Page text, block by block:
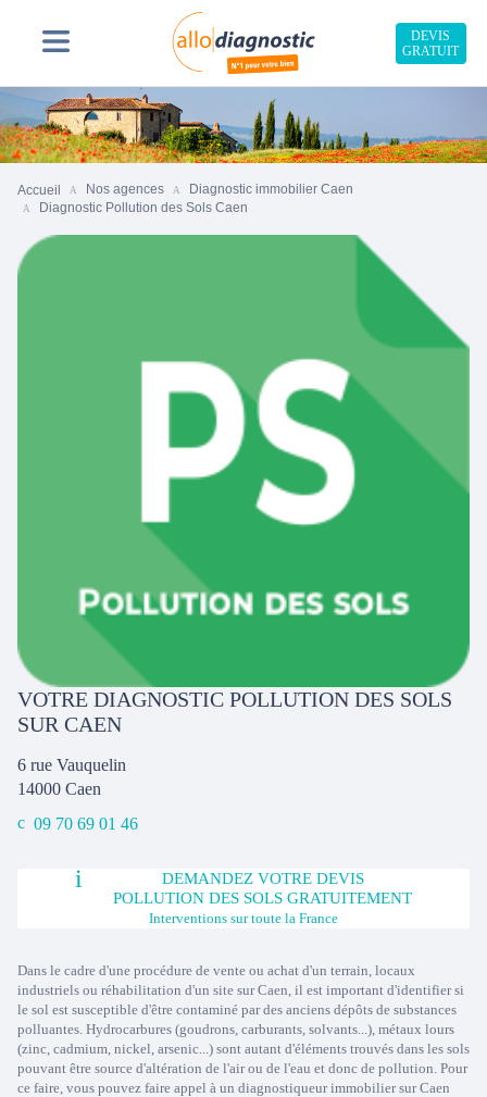
DEVIS
GRATUIT
Accueil Nos agences
Diagnostic immobilier Caen
Diagnostic Pollution des Sols Caen
VOTRE DIAGNOSTIC POLLUTION DES SOLS
SUR CAEN
6 rue Vauquelin
14000 Caen
09 70 69 01 46
DEMANDEZ VOTRE DEVIS
POLLUTION DES SOLS GRATUITEMENT
Interventions sur toute la France
Dans le cadre d'une procédure de vente ou achat d'un terrain, locaux
industriels ou réhabilitation d'un site sur Caen, il est important d'identifier si
le sol est susceptible d'être contaminé par des anciens dépôts de substances
polluantes. Hydrocarbures (goudrons, carburants, solvants...), métaux lours
(zinc, cadmium, nickel, arsenic...) sont autant d'éléments trouvés dans les sols
pouvant être source d'altération de l'air ou de l'eau et donc de pollution. Pour
ce faire, vous pouvez faire appel à un diagnostiqueur immobilier sur Caen